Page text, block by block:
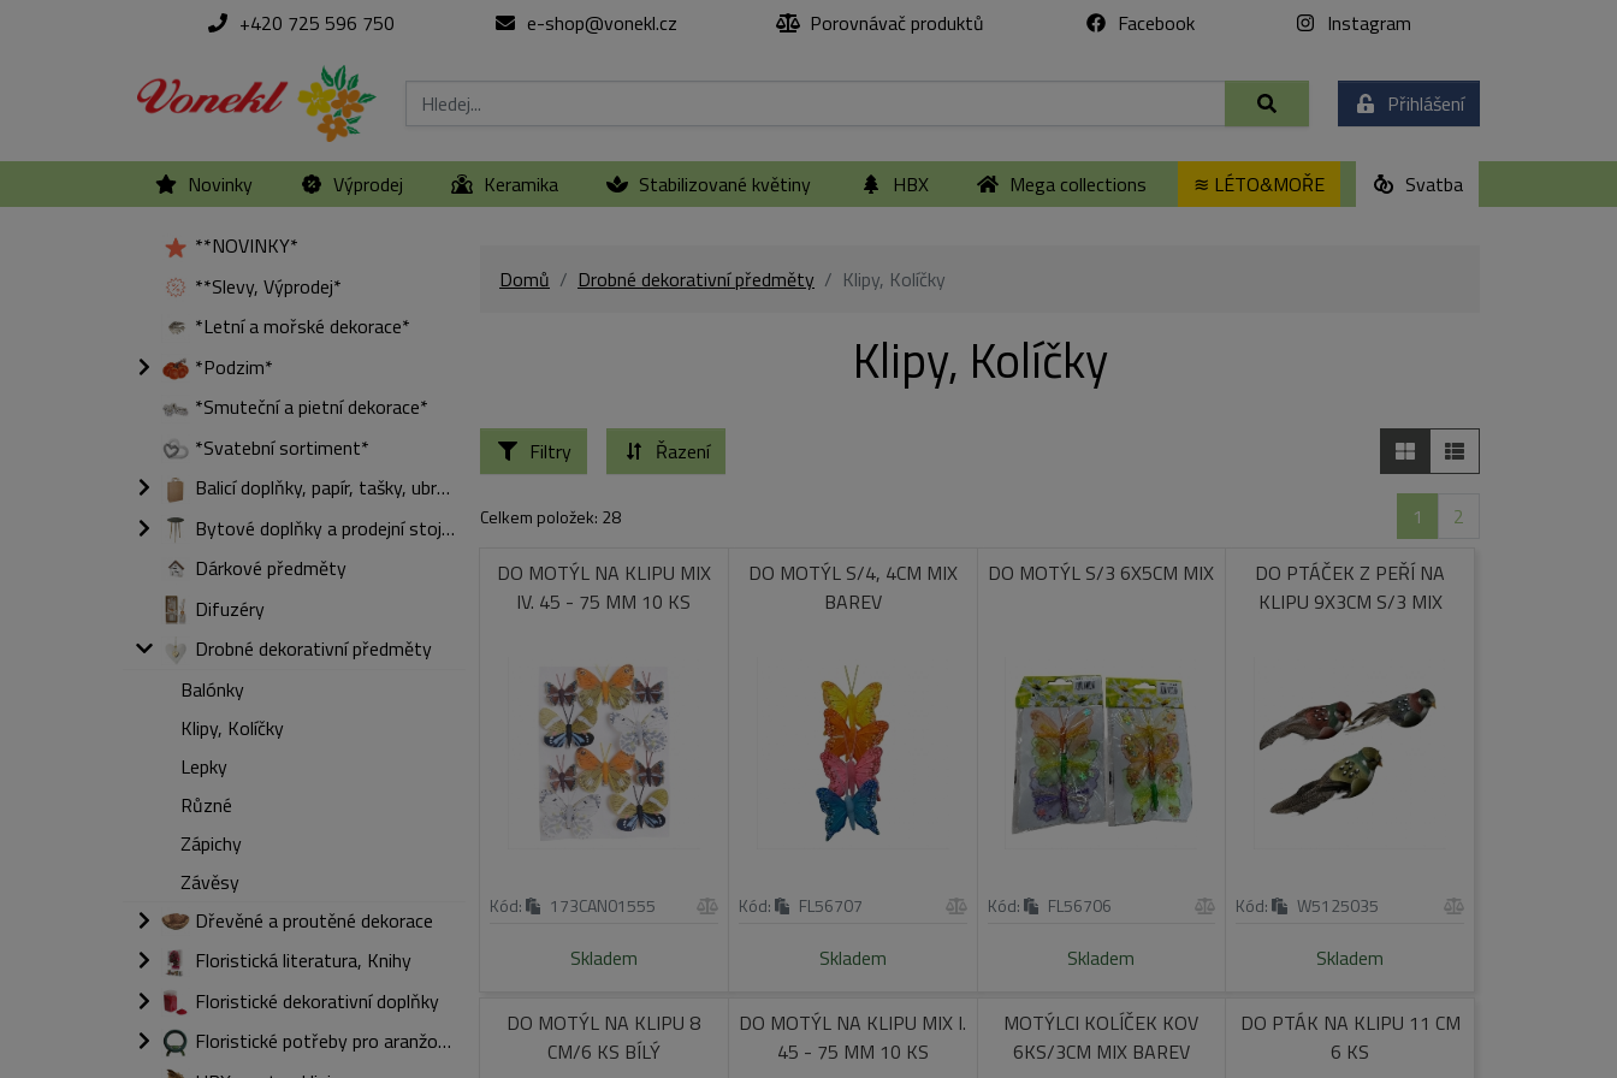
+420 725 596 750 e-shop@vonekl.cz Porovnávač produktů Facebook Instagram
Přihlášení
Novinky Výprodej Keramika Stabilizované květiny HBX Mega collections ≋ LÉTO&MOŘE Svatba
**NOVINKY*
**Slevy, Výprodej*
*Letní a mořské dekorace*
*Podzim*
*Smuteční a pietní dekorace*
*Svatební sortiment*
Balicí doplňky, papír, tašky, ubrousky
Bytové doplňky a prodejní stojany
Dárkové předměty
Difuzéry
Drobné dekorativní předměty
Balónky
Klipy, Kolíčky
Lepky
Různé
Zápichy
Závěsy
Dřevěné a proutěné dekorace
Floristická literatura, Knihy
Floristické dekorativní doplňky
Floristické potřeby pro aranžování
Domů Drobné dekorativní předměty Klipy, Kolíčky
Klipy, Kolíčky
Filtry Řazení
Celkem položek: 28 1
2
DO MOTÝL NA KLIPU MIX
IV. 45 - 75 MM 10 KS
Kód: 173CAN01555
Skladem
DO MOTÝL S/4, 4CM MIX
BAREV
Kód: FL56707
Skladem
DO MOTÝL S/3 6X5CM MIX
Kód: FL56706
Skladem
DO PTÁČEK Z PEŘÍ NA
KLIPU 9X3CM S/3 MIX
Kód: W5125035
Skladem
DO MOTÝL NA KLIPU 8
CM/6 KS BÍLÝ
DO MOTÝL NA KLIPU MIX I.
45 - 75 MM 10 KS
MOTÝLCI KOLÍČEK KOV
6KS/3CM MIX BAREV
DO PTÁK NA KLIPU 11 CM
6 KS